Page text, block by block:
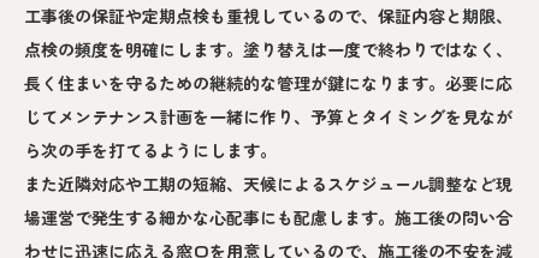
工事後の保証や定期点検も重視しているので、保証内容と期限、
点検の頻度を明確にします。塗り替えは一度で終わりではなく、
長く住まいを守るための継続的な管理が鍵になります。必要に応
じてメンテナンス計画を一緒に作り、予算とタイミングを見なが
ら次の手を打てるようにします。
また近隣対応や工期の短縮、天候によるスケジュール調整など現
場運営で発生する細かな心配事にも配慮します。施工後の問い合
わせに迅速に応える窓口を用意しているので、施工後の不安を減